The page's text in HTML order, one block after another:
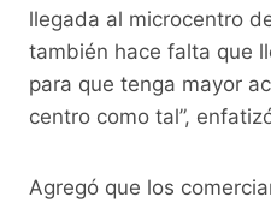
llegada al microcentro
también hace falta que
para que tenga mayor
centro como tal”,
Agregó que los